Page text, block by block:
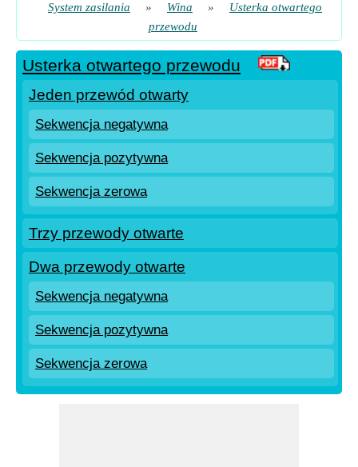
System zasilania
» Wina »
Usterka otwartego
przewodu
Usterka otwartego przewodu
Jeden przewód otwarty
Sekwencja negatywna
Sekwencja pozytywna
Sekwencja zerowa
Trzy przewody otwarte
Dwa przewody otwarte
Sekwencja negatywna
Sekwencja pozytywna
Sekwencja zerowa